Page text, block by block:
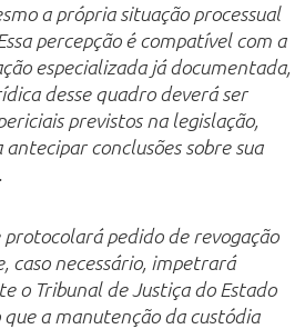
a própria situação processual
percepção é compatível com a
especializada já documentada,
desse quadro deverá ser
previstos na legislação,
conclusões sobre sua
pedido de revogação
caso necessário, impetrará
o Tribunal de Justiça do Estado
a manutenção da custódia